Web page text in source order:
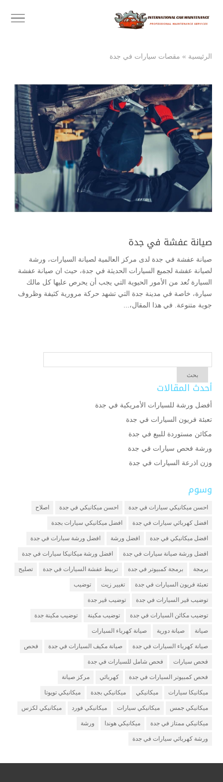
الرئيسية » مقصات سيارات في جدة
صيانة عفشة في جدة
صيانة عفشة في جدة لدى مركز العالمية لصيانة السيارات، ورشة
لصيانة عفشة لجميع السيارات الحديثة في جدة، حيث ان صيانة عفشة
السيارة تُعد من الأمور الحيوية التي يجب أن يحرص عليها كل مالك
سيارة، خاصة في مدينة جدة التي تشهد حركة مرورية كثيفة وظروف
جوية متنوعة. في هذا المقال،...
أحدث المقالات
أفضل ورشة للسيارات الأمريكية في جدة
تعبئة فريون السيارات في جدة
مكائن مستوردة للبيع في جدة
ورشة فحص سيارات في جدة
وزن اذرعة السيارات في جدة
وسوم
احسن ميكانيكي سيارات في جدة احسن ميكانيكي في جدة اصلاح
افضل كهربائي سيارات في جدة افضل ميكانيكي سيارات بجدة
افضل ميكانيكي في جدة افضل ورشة افضل ورشة سيارات في جدة
افضل ورشة صيانة سيارات في جدة افضل ورشة ميكانيكا سيارات في جدة
برمجة برمجة كمبيوتر في جدة تربيط عفشة السيارات في جدة تصليح
تعبئة فريون السيارات في جدة تغيير زيت توضيب
توضيب قير السيارات في جدة توضيب قير جدة
توضيب مكائن السيارات في جدة توضيب مكينة توضيب مكينة جدة
صيانة صيانة دورية صيانة كهرباء السيارات
صيانة كهرباء السيارات في جدة صيانة مكيف السيارات في جدة فحص
فحص سيارات فحص شامل للسيارات في جدة
فحص كمبيوتر السيارات في جدة كهربائي مركز صيانة
ميكانيكا سيارات ميكانيكي ميكانيكي بجدة ميكانيكي تويوتا
ميكانيكي جمس ميكانيكي سيارات ميكانيكي فورد ميكانيكي لكزس
ميكانيكي ممتاز في جدة ميكانيكي هوندا ورشة
ورشة كهربائي سيارات في جدة